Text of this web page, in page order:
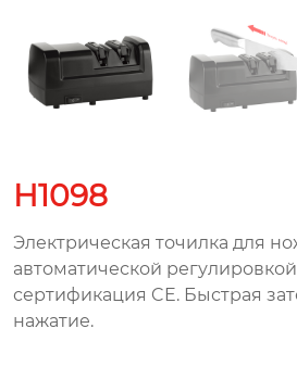
H1098
Электрическая точилка для
автоматической регулировкой
сертификация CE. Быстрая
нажатие.